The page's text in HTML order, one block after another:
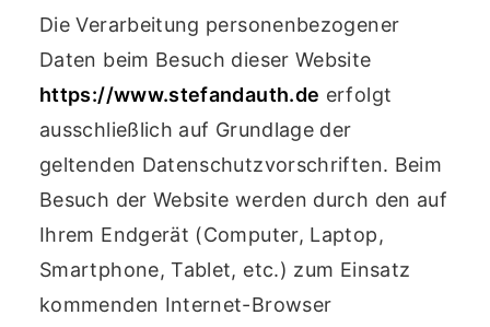
Die Verarbeitung personenbezogener
Daten beim Besuch dieser Website
https://www.stefandauth.de erfolgt
ausschließlich auf Grundlage der
geltenden Datenschutzvorschriften. Beim
Besuch der Website werden durch den auf
Ihrem Endgerät (Computer, Laptop,
Smartphone, Tablet, etc.) zum Einsatz
kommenden Internet-Browser